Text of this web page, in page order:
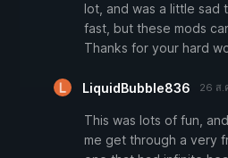
lot, and was a little sad
fast, but these mods
Thanks for your hard
LiquidBubble836 26 ส.
This was lots of fun,
me get through a very